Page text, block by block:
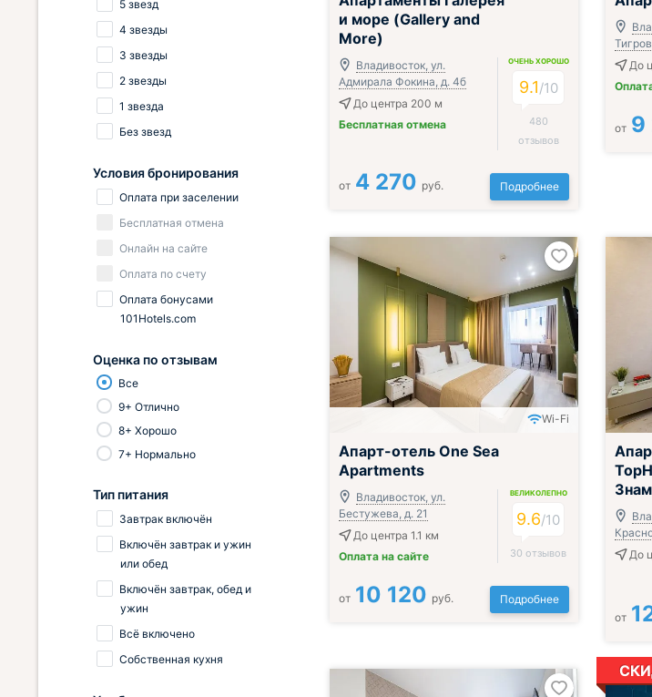
и море (Gallery and
More)
Владивосток, ул.
Адмирала Фокина, д. 4б
До центра 200 м
Бесплатная отмена
ОЧЕНЬ ХОРОШО
9.1/10
480
отзывов
от 4 270 руб. Подробнее
До
от 9
Wi-Fi
Апарт-отель One Sea
Apartments
Владивосток, ул.
Бестужева, д. 21
До центра 1.1 км
Оплата на сайте
ВЕЛИКОЛЕПНО
9.6/10
30 отзывов
от 10 120 руб. Подробнее
До
от
5 звезд
4 звезды
3 звезды
2 звезды
1 звезда
Без звезд
Условия бронирования
Оплата при заселении
Бесплатная отмена
Онлайн на сайте
Оплата по счету
Оплата бонусами
101Hotels.com
Оценка по отзывам
Все
9+ Отлично
8+ Хорошо
7+ Нормально
Тип питания
Завтрак включён
Включён завтрак и ужин
или обед
Включён завтрак, обед и
ужин
Всё включено
Собственная кухня